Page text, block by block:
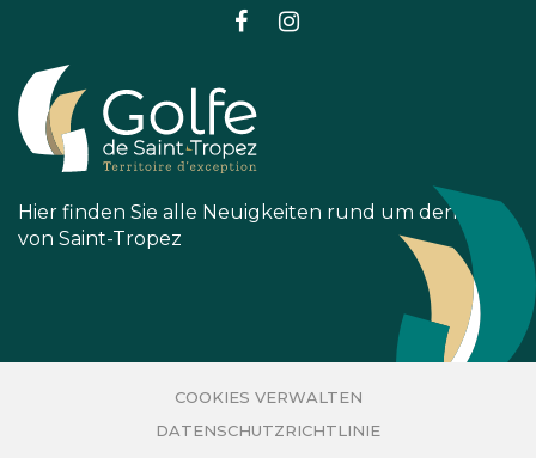
LINK
KONTO
Hier finden Sie alle Neuigkeiten rund um den Golf
von Saint-Tropez
COOKIES VERWALTEN
DATENSCHUTZRICHTLINIE